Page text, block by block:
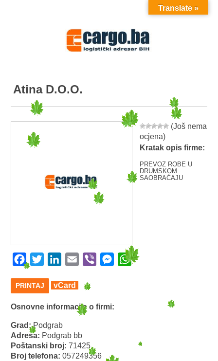
MENU
Atina D.O.O.
(Još nema
ocjena)
Kratak opis firme:
PREVOZ ROBE U
DRUMSKOM
SAOBRAĆAJU
Facebook
Twitter LinkedIn
Email Viber Messenger
WhatsApp
PRINTAJ vCard
Osnovne informacije o firmi:
Grad:Podgrab
Adresa: Podgrab bb
Poštanski broj:71425
Broj telefona:057249356
Translate »